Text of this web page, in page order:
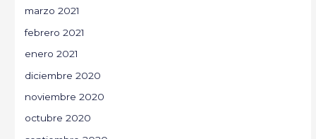
marzo 2021
febrero 2021
enero 2021
diciembre 2020
noviembre 2020
octubre 2020